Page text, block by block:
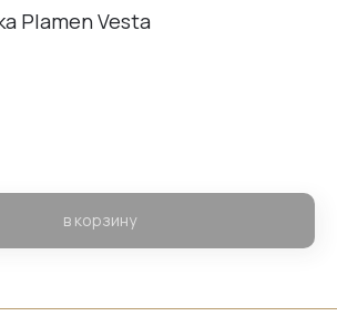
Plamen Vesta
в корзину